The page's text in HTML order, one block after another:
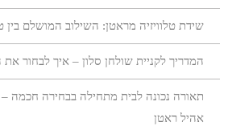
שידת טלוויזיה מראטן: השילוב המושלם בין
המדריך לקניית שולחן סלון – איך לבחור את
תאורה נכונה לבית מתחילה בבחירה חכמה
אהיל ראטן